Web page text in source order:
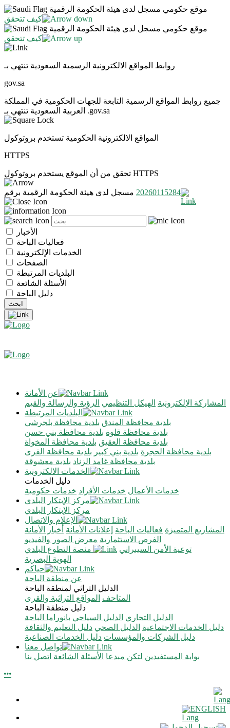
موقع حكومي مسجل لدى هيئة الحكومة الرقمية
كيف تتحقق
موقع حكومي مسجل لدى هيئة الحكومة الرقمية
كيف تتحقق
روابط المواقع الالكترونية الرسمية السعودية تنتهي بـ
gov.sa
جميع روابط المواقع الرسمية التابعة للجهات الحكومية في المملكة
العربية السعودية تنتهي بـ .gov.sa
المواقع الالكترونية الحكومية تستخدم بروتوكول
HTTPS
تحقق من أن الموقع يستخدم بروتوكول HTTPS
مسجل لدى هيئة الحكومة الرقمية برقم 20260115284
الأخبار
فعاليات الباحة
الخدمات الإلكترونية
الصفحات
البلديات المرتبطة
الأسئلة الشائعة
دليل الباحة
عن الأمانة
الرؤية والرسالة والقيم الهيكل التنظيمي المشاركة الإلكترونية
البلديات المرتبطة
بلدية محافظة بلجرشي بلدية محافظة المندق
بلدية محافظة بني حسن بلدية محافظة قلوة
بلدية محافظة المخواة بلدية محافظة العقيق
بلدية محافظة القرى بلدية بني كبير بلدية محافظة الحجرة
بلدية معشوقة بلدية محافظة غامد الزناد
الخدمات الالكترونية
دليل الخدمات
خدمات حكومية خدمات الأفراد خدمات الأعمال
مركز الإبتكار البلدي
مركز الإبتكار البلدي
الإعلام والاتصال
أخبار الأمانة إعلانات الأمانة فعاليات الباحة المشاريع المتميزة
معرض الصور والفيديو الفرص الاستثمارية
منصة التطوع البلدي
توعية الأمن السيبراني
الهوية البصرية
حياكم
عن منطقة الباحة
الدليل التراثي لمنطقة الباحة
المواقع التراثية والقرى المتاحف
دليل منطقة الباحة
بانوراما الباحة الدليل السياحي الدليل التجاري
دليل التعليم والثقافة الدليل الصحي دليل الخدمات الاجتماعية
دليل الخدمات الصناعية دليل الشركات والمؤسسات
تواصل معنا
اتصل بنا الأسئلة الشائعة لتكن مبدعا بوابة المستفيدين
ENGLISH